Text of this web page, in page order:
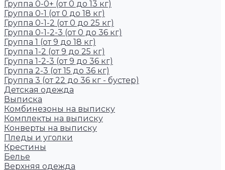
Группа 0-0+ (от 0 до 13 кг)
Группа 0-1 (от 0 до 18 кг)
Группа 0-1-2 (от 0 до 25 кг)
Группа 0-1-2-3 (от 0 до 36 кг)
Группа 1 (от 9 до 18 кг)
Группа 1-2 (от 9 до 25 кг)
Группа 1-2-3 (от 9 до 36 кг)
Группа 2-3 (от 15 до 36 кг)
Группа 3 (от 22 до 36 кг - бустер)
Детская одежда
Выписка
Комбинезоны на выписку
Комплекты на выписку
Конверты на выписку
Пледы и уголки
Крестины
Белье
Верхняя одежда